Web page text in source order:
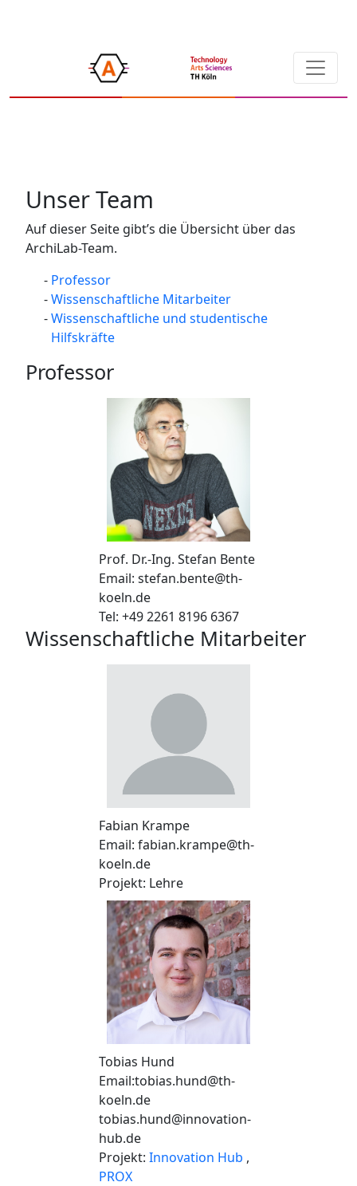
Unser Team
Auf dieser Seite gibt’s die Übersicht über das
ArchiLab-Team.
Professor
Wissenschaftliche Mitarbeiter
Wissenschaftliche und studentische
Hilfskräfte
Professor
Prof. Dr.-Ing. Stefan Bente
Email: stefan.bente@th-
koeln.de
Tel: +49 2261 8196 6367
Wissenschaftliche Mitarbeiter
Fabian Krampe
Email: fabian.krampe@th-
koeln.de
Projekt: Lehre
Tobias Hund
Email:tobias.hund@th-
koeln.de
tobias.hund@innovation-
hub.de
Projekt: Innovation Hub ,
PROX